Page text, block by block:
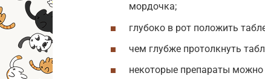
мордочка;
глубоко в рот положить
чем глубже протолкнуть
некоторые препараты можно